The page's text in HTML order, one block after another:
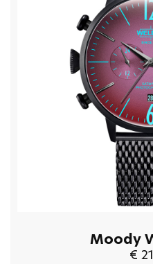
Moody
€